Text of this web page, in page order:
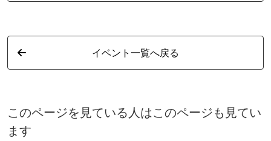
イベント一覧へ戻る
このページを見ている人はこのページも見てい
ます